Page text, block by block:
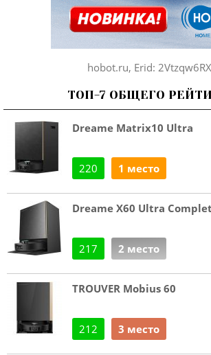
hobot.ru, Erid:
ТОП-7 ОБЩЕГО
Dreame Matrix10 Ultra
220 1 место
Dreame X60 Ultra
217 2 место
TROUVER Mobius 60
212 3 место